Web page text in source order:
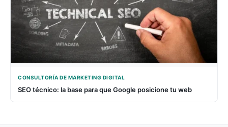
CONSULTORÍA DE MARKETING DIGITAL
SEO técnico: la base para que Google posicione tu web